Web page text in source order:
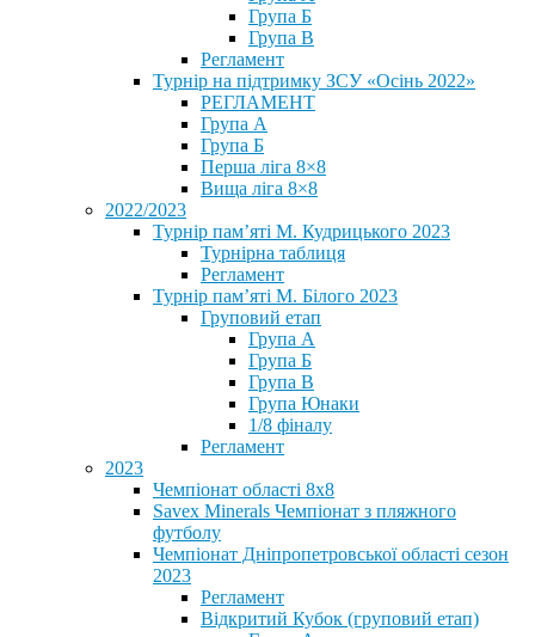
Група Б
Група В
Регламент
Турнір на підтримку ЗСУ «Осінь 2022»
РЕГЛАМЕНТ
Група А
Група Б
Перша ліга 8×8
Вища ліга 8×8
2022/2023
Турнір пам’яті М. Кудрицького 2023
Турнірна таблиця
Регламент
Турнір пам’яті М. Білого 2023
Груповий етап
Група А
Група Б
Група В
Група Юнаки
1/8 фіналу
Регламент
2023
Чемпіонат області 8х8
Savex Minerals Чемпіонат з пляжного
футболу
Чемпіонат Дніпропетровської області сезон
2023
Регламент
Відкритий Кубок (груповий етап)